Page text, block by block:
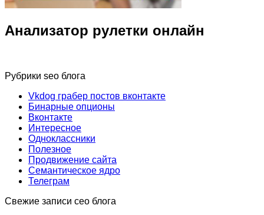
Анализатор рулетки онлайн
Рубрики seo блога
Vkdog грабер постов вконтакте
Бинарные опционы
Вконтакте
Интересное
Одноклассники
Полезное
Продвижение сайта
Семантическое ядро
Телеграм
Свежие записи сео блога